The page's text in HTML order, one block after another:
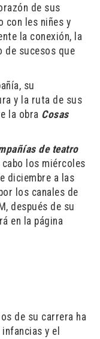
de sus
con les niñes y
la conexión, la
de sucesos que
su
y la ruta de sus
la obra Cosas
de teatro
cabo los miércoles
diciembre a las
los canales de
después de su
en la página
de su carrera ha
y el